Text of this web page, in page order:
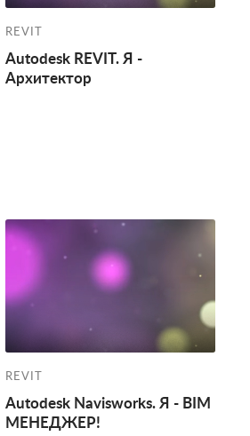
REVIT
Autodesk REVIT. Я -
Архитектор
REVIT
Autodesk Navisworks. Я - BIM
МЕНЕДЖЕР!